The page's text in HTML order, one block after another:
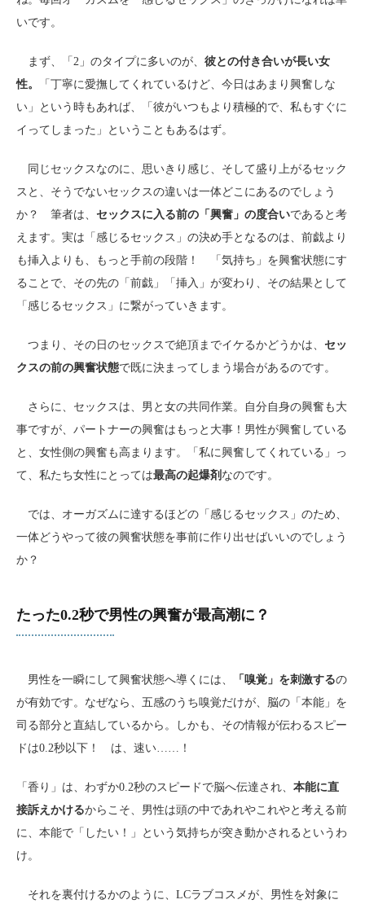
いです。
まず、「2」のタイプに多いのが、 彼との付き合いが長い女
性。
「丁寧に愛撫してくれているけど、今日はあまり興奮しな
い」という時もあれば、「彼がいつもより積極的で、私もすぐに
イってしまった」ということもあるはず。
同じセックスなのに、思いきり感じ、そして盛り上がるセック
スと、そうでないセックスの違いは一体どこにあるのでしょう
か？ 筆者は、 セックスに入る前の「興奮」の度合いであると考
えます。実は「感じるセックス」の決め手となるのは、前戯より
も挿入よりも、もっと手前の段階！ 「気持ち」を興奮状態にす
ることで、その先の「前戯」「挿入」が変わり、その結果として
「感じるセックス」に繋がっていきます。
つまり、その日のセックスで絶頂までイケるかどうかは、 セッ
クスの前の興奮状態で既に決まってしまう場合があるのです。
さらに、セックスは、男と女の共同作業。自分自身の興奮も大
事ですが、パートナーの興奮はもっと大事！男性が興奮している
と、女性側の興奮も高まります。「私に興奮してくれている」っ
て、私たち女性にとっては最高の起爆剤 なのです。
では、オーガズムに達するほどの「感じるセックス」のため、
一体どうやって彼の興奮状態を事前に作り出せばいいのでしょう
か？
たった0.2秒で男性の興奮が最高潮に？
男性を一瞬にして興奮状態へ導くには、 「嗅覚」を刺激するの
が有効です。なぜなら、五感のうち嗅覚だけが、脳の「本能」を
司る部分と直結しているから。しかも、その情報が伝わるスピー
ドは0.2秒以下！ は、速い……！
「香り」は、わずか0.2秒のスピードで脳へ伝達され、 本能に直
接訴えかけるからこそ、男性は頭の中であれやこれやと考える前
に、本能で「したい！」という気持ちが突き動かされるというわ
け。
それを裏付けるかのように、LCラブコスメが、男性を対象に